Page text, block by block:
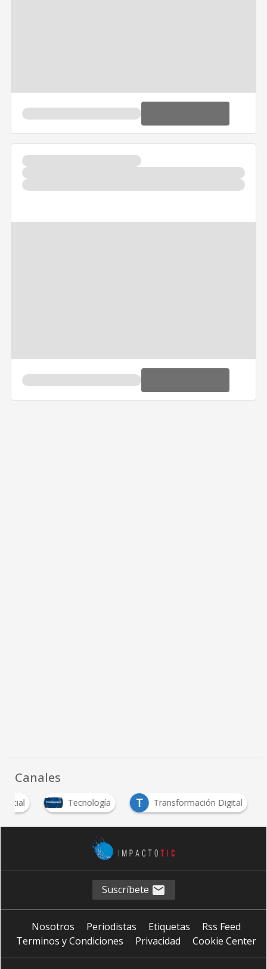
Canales
social Tecnología T Transformación Digital
Suscríbete
Nosotros Periodistas Etiquetas
Rss Feed
Terminos y Condiciones
Privacidad Cookie Center